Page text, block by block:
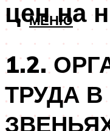
МЕНЮ
цен на
1.2.
ТРУДА